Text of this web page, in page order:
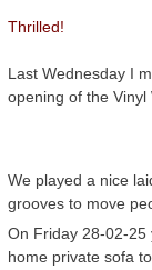
Thrilled!
Last Wednesday I
opening of the Vinyl
We played a nice
grooves to move
On Friday 28-02-
home private sofa